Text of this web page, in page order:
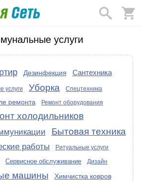
услуги
Дезинфекция Сантехника
услуги Уборка Спецтехника
ремонта Ремонт оборудования
холодильников
Бытовая техника
работы Ритуальные услуги
Сервисное обслуживание Дизайн
машины Химчистка ковров